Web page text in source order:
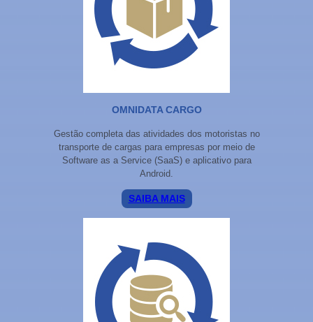
OMNIDATA CARGO
Gestão completa das atividades dos motoristas no
transporte de cargas para empresas por meio de
Software as a Service (SaaS) e aplicativo para
Android.
SAIBA MAIS